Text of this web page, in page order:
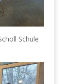
Schule